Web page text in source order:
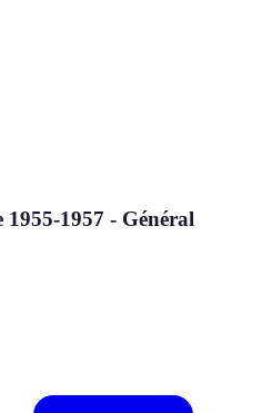
1955-1957 - Général